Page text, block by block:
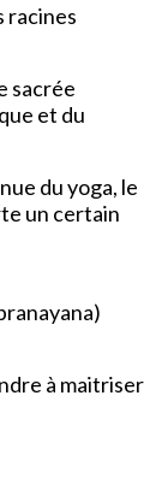
racines
sacrée
et du
du yoga, le
un certain
à maitriser